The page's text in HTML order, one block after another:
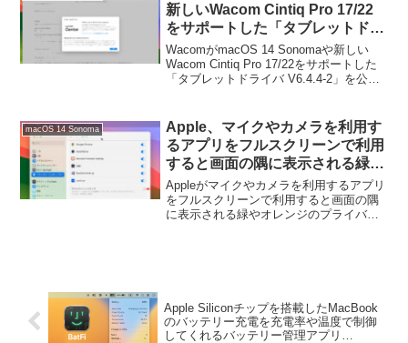
新しいWacom Cintiq Pro 17/22
をサポートした「タブレットドラ
イバ V6.4.4-2」を公開。
WacomがmacOS 14 Sonomaや新しい
Wacom Cintiq Pro 17/22をサポートした
「タブレットドライバ V6.4.4-2」を公開
macOS 14 Sonoma
Apple、マイクやカメラを利用す
るアプリをフルスクリーンで利用
すると画面の隅に表示される緑や
オレンジのプライバシー・インジ
ケータを非表示にするオプション
を「macOS 14.4 Sonoma」で導
Appleがマイクやカメラを利用するアプリ
をフルスクリーンで利用すると画面の隅
に表示される緑やオレンジのプライバシ
Apple Siliconチップを搭載したMacBook
のバッテリー充電を充電率や温度で制御
してくれるバッテリー管理アプリ